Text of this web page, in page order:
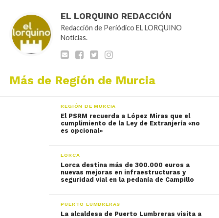
EL LORQUINO REDACCIÓN
Redacción de Periódico EL LORQUINO
Noticias.
Más de Región de Murcia
REGIÓN DE MURCIA
El PSRM recuerda a López Miras que el
cumplimiento de la Ley de Extranjería «no
es opcional»
LORCA
Lorca destina más de 300.000 euros a
nuevas mejoras en infraestructuras y
seguridad vial en la pedanía de Campillo
PUERTO LUMBRERAS
La alcaldesa de Puerto Lumbreras visita a